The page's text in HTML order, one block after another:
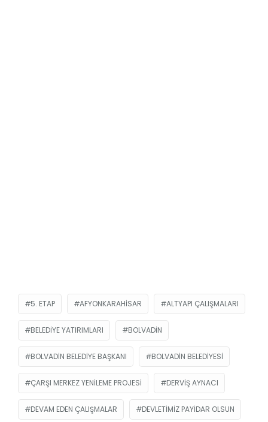
5. ETAP AFYONKARAHISAR ALTYAPI ÇALIŞMALARI
BELEDIYE YATIRIMLARI BOLVADIN
BOLVADIN BELEDIYE BAŞKANI BOLVADIN BELEDIYESI
ÇARŞI MERKEZ YENILEME PROJESI DERVIŞ AYNACI
DEVAM EDEN ÇALIŞMALAR DEVLETIMIZ PAYIDAR OLSUN